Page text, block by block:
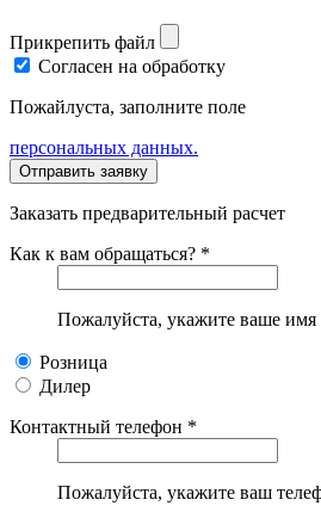
Прикрепить файл
Согласен на обработку
Пожайлуста, заполните поле
персональных данных.
Заказать предварительный расчет
Как к вам обращаться? *
Пожалуйста, укажите ваше имя
Розница
Дилер
Контактный телефон *
Пожалуйста, укажите ваш